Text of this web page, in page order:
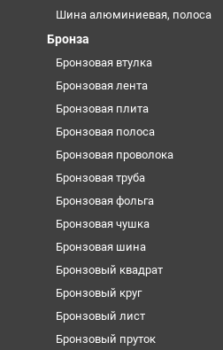
Шина алюминиевая, полоса
Бронза
Бронзовая втулка
Бронзовая лента
Бронзовая плита
Бронзовая полоса
Бронзовая проволока
Бронзовая труба
Бронзовая фольга
Бронзовая чушка
Бронзовая шина
Бронзовый квадрат
Бронзовый круг
Бронзовый лист
Бронзовый пруток